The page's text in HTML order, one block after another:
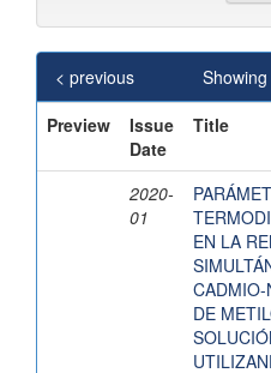
< previous
Preview
Issue
Date
Title
2020-
01
EN LA
CADMIO-
DE